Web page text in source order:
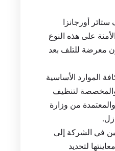
أورجانزا
على هذه النوع
معرضة للتلف بعد
الموارد الأساسية
لتنظيف
والمعتمدة من وزارة
في الشركة إلى
لتحديد